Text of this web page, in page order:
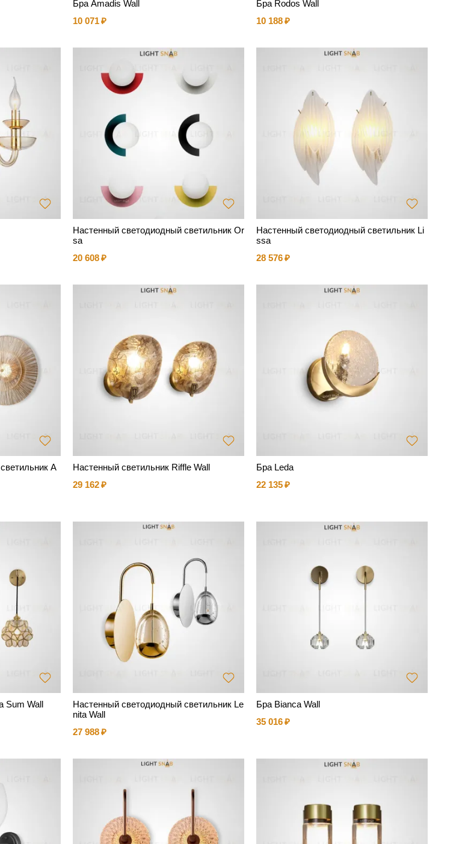
Бра Amadis Wall
10 071
Бра Rodos Wall
10 188
Настенный светодиодный светильник Or
sa
20 608
Настенный светодиодный светильник Li
ssa
28 576
A
Настенный светильник Riffle Wall
29 162
Бра Leda
22 135
Sum Wall
Настенный светодиодный светильник Le
nita Wall
27 988
Бра Bianca Wall
35 016